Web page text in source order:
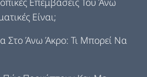
Είναι;
Στο Άνω Άκρο: Τι Μπορεί Να